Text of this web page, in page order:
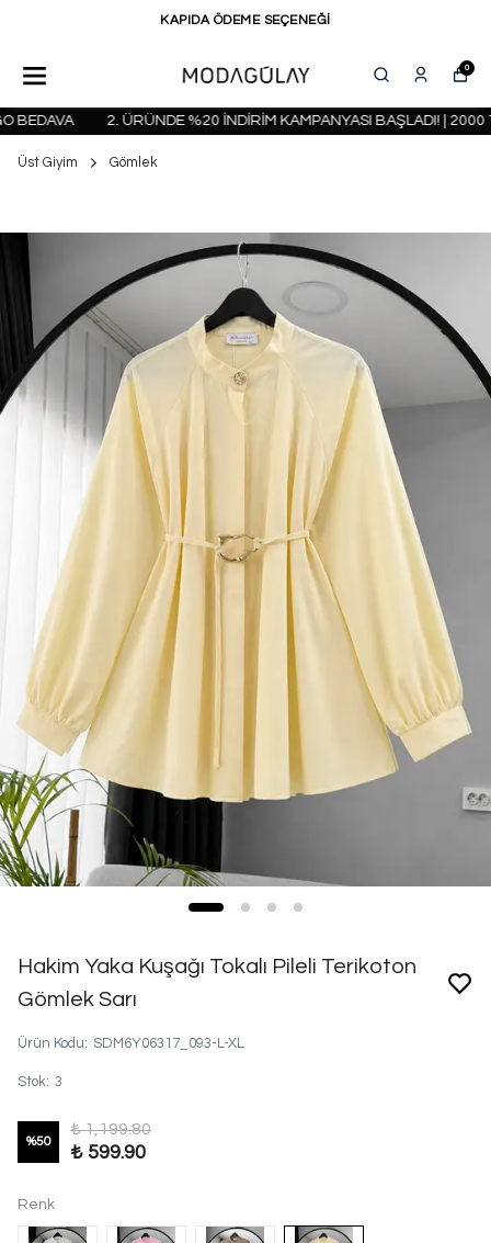
KAPIDA ÖDEME SEÇENEĞİ
0
2. ÜRÜNDE %20 İNDİRİM KAMPANYASI BAŞLADI! | 2000
Üst Giyim Gömlek
Hakim Yaka Kuşağı Tokalı Pileli Terikoton
Gömlek Sarı
Ürün Kodu: SDM6Y06317_093-L-XL
Stok: 3
%50
₺ 1,199.80
₺ 599.90
Renk